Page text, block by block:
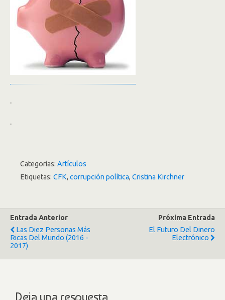
.
.
Categorías: Artículos
Etiquetas: CFK, corrupción política, Cristina Kirchner
Entrada Anterior
Las Diez Personas Más
Ricas Del Mundo (2016 -
2017)
Próxima Entrada
El Futuro Del Dinero
Electrónico
Deja una respuesta